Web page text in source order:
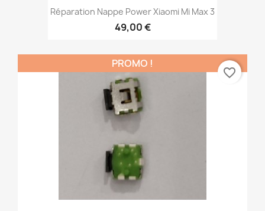
Réparation Nappe Power Xiaomi Mi Max 3
49,00 €
PROMO !
favorite_border